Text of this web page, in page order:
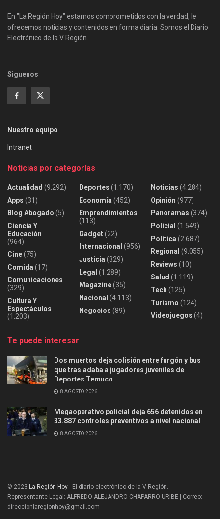
En "La Región Hoy" estamos comprometidos con la verdad, le
ofrecemos noticias y contenidos en forma diaria. Somos el Diario
Electrónico de la V Región.
Siguenos
Nuestro equipo
Intranet
Noticias por categorías
Actualidad (9.292)
Apps (31)
Blog Abogado (5)
Ciencia Y
Educación
(964)
Cine(75)
Comida (17)
Comunicaciones
(329)
Cultura Y
Espectáculos
(1.203)
Deportes (1.170)
Economía (452)
Emprendimientos
(113)
Gadget(22)
Internacional (956)
Justicia (329)
Legal (1.289)
Magazine(35)
Nacional (4.113)
Negocios (89)
Noticias (4.284)
Opinión (977)
Panoramas (374)
Policial (1.549)
Política (2.687)
Regional (9.055)
Reviews (10)
Salud (1.119)
Tech (125)
Turismo (124)
Videojuegos (4)
Te puede interesar
Dos muertos deja colisión entre furgón y bus
que trasladaba a jugadores juveniles de
Deportes Temuco
8 AGOSTO 2026
Megaoperativo policial deja 656 detenidos en
33.887 controles preventivos a nivel nacional
8 AGOSTO 2026
© 2023 La Región Hoy - El diario electrónico de la V Región.
Representante Legal: ALFREDO ALEJANDRO CHAPARRO URIBE | Correo:
direccionlaregionhoy@gmail.com